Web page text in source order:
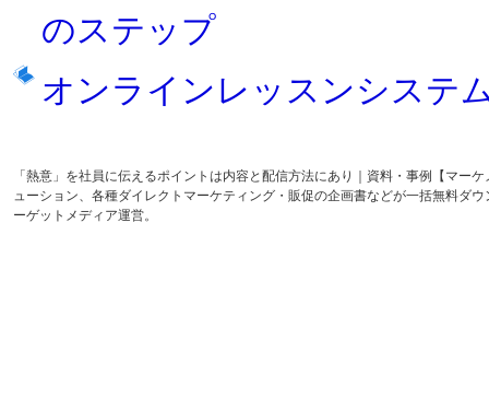
のステップ
オンラインレッスンシステ
「熱意」を社員に伝えるポイントは内容と配信方法にあり｜資料・事例【マー
ューション、各種ダイレクトマーケティング・販促の企画書などが一括無料ダ
ーゲットメディア運営。